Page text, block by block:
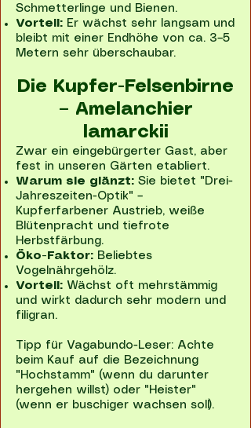
Schmetterlinge und Bienen.
Vorteil: Er wächst sehr langsam und
bleibt mit einer Endhöhe von ca. 3–5
Metern sehr überschaubar.
Die Kupfer-Felsenbirne
– Amelanchier
lamarckii
Zwar ein eingebürgerter Gast, aber
fest in unseren Gärten etabliert.
Warum sie glänzt: Sie bietet "Drei-
Jahreszeiten-Optik" –
Kupferfarbener Austrieb, weiße
Blütenpracht und tiefrote
Herbstfärbung.
Öko-Faktor: Beliebtes
Vogelnährgehölz.
Vorteil: Wächst oft mehrstämmig
und wirkt dadurch sehr modern und
filigran.
Tipp für Vagabundo-Leser: Achte
beim Kauf auf die Bezeichnung
"Hochstamm" (wenn du darunter
hergehen willst) oder "Heister"
(wenn er buschiger wachsen soll).